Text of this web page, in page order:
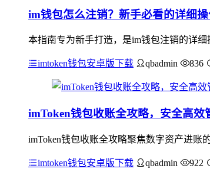
im钱包怎么注销？新手必看的详细
本指南专为新手打造，是im钱包注销的详
imtoken钱包安卓版下载 qbadmin 836
imToken钱包收账全攻略，安全高效
imToken钱包收账全攻略聚焦数字资产进
imtoken钱包安卓版下载 qbadmin 922